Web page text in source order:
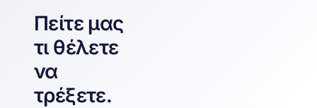
Πείτε μας
τι θέλετε
να
τρέξετε.